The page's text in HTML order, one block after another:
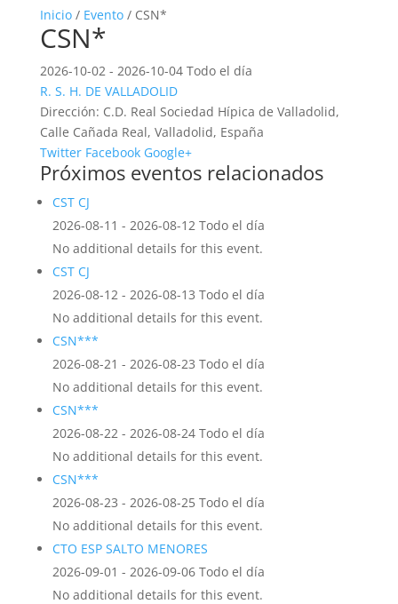
Inicio/ Evento/ CSN*
CSN*
2026-10-02 - 2026-10-04 Todo el día
R. S. H. DE VALLADOLID
Dirección: C.D. Real Sociedad Hípica de Valladolid,
Calle Cañada Real, Valladolid, España
Twitter Facebook Google+
Próximos eventos relacionados
CST CJ
2026-08-11 - 2026-08-12 Todo el día
No additional details for this event.
CST CJ
2026-08-12 - 2026-08-13 Todo el día
No additional details for this event.
CSN***
2026-08-21 - 2026-08-23 Todo el día
No additional details for this event.
CSN***
2026-08-22 - 2026-08-24 Todo el día
No additional details for this event.
CSN***
2026-08-23 - 2026-08-25 Todo el día
No additional details for this event.
CTO ESP SALTO MENORES
2026-09-01 - 2026-09-06 Todo el día
No additional details for this event.